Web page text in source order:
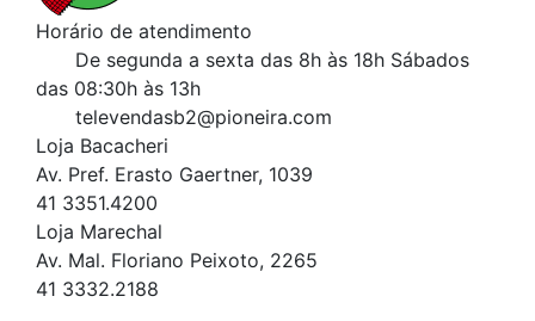
Horário de atendimento
De segunda a sexta das 8h às 18h Sábados
das 08:30h às 13h
televendasb2@pioneira.com
Loja Bacacheri
Av. Pref. Erasto Gaertner, 1039
41 3351.4200
Loja Marechal
Av. Mal. Floriano Peixoto, 2265
41 3332.2188